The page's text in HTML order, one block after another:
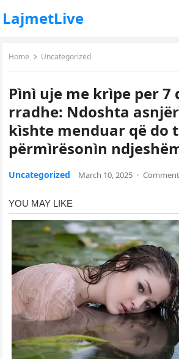
LajmetLive
Home Uncategorized
Pìnì uje me krìpe per 7
rradhe: Ndoshta
kìshte menduar që do
përmìrësonìn
Uncategorized March 10, 2025 ·